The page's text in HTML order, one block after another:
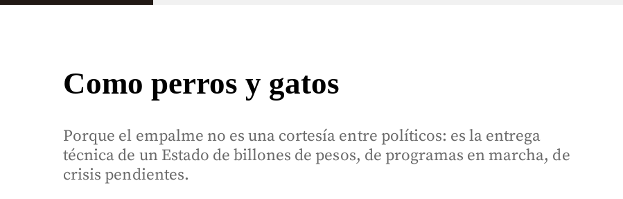
Como perros y gatos
Porque el empalme no es una cortesía entre políticos: es la entrega
técnica de un Estado de billones de pesos, de programas en marcha, de
crisis pendientes.